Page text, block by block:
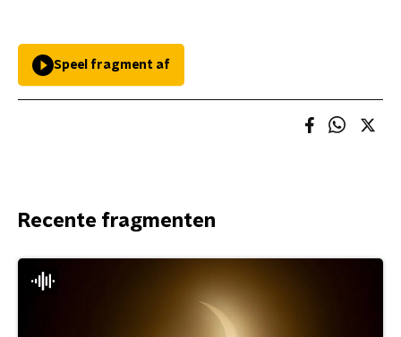
Speel fragment af
Recente fragmenten